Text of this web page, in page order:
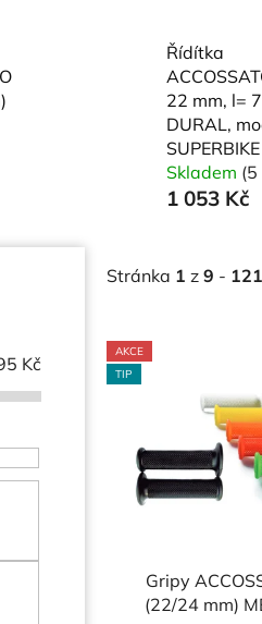
Řídítka
22 mm, l=
DURAL,
SUPERBIKE
Skladem (5
1 053 Kč
Kč
Stránka 1 z 9 - 121
V
ý
AKCE
TIP
Gripy
(22/24 mm)